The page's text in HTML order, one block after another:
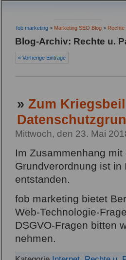
fob marketing > Marketing SEO Blog > Rechte
Blog-Archiv: Rechte u.
« Vorherige Einträge
» Zum
Mittwoch, den 23. Mai
Im Zusammenhang
Grundverordnung ist
entstanden.
fob marketing bietet
Web-Technologie-
DSGVO-Fragen bitten
nehmen.